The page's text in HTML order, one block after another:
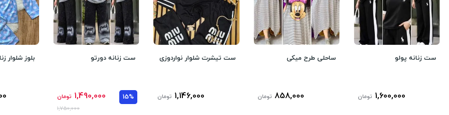
ست زنانه پولو
1,600,000 تومان
ساحلی طرح میکی
858,000 تومان
ست تیشرت شلوار نواردوزی
1,146,000 تومان
ست زنانه دورتو
15%
1,490,000 تومان
1,750,000
بلوز شلوار